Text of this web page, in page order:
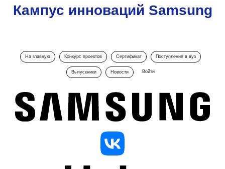
Кампус инноваций Samsung
На главную Конкурс проектов Сертификат Поступление в вуз
Выпускники Новости Войти